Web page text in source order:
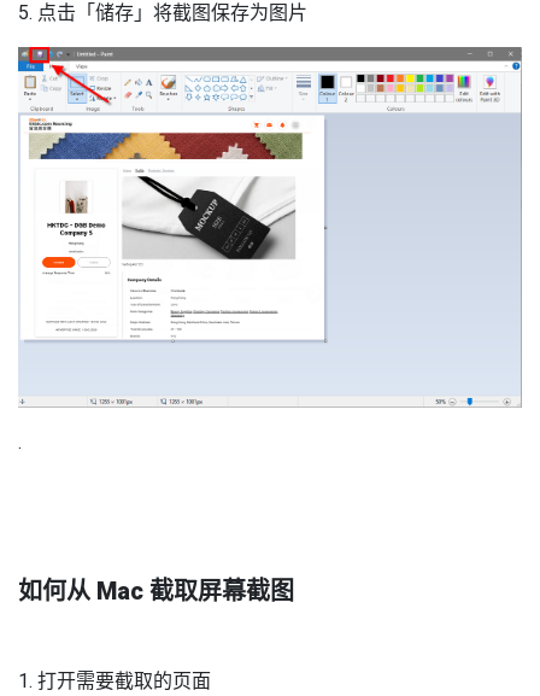
5. 点击「储存」将截图保存为图片
.
如何从 Mac 截取屏幕截图
1. 打开需要截取的页面